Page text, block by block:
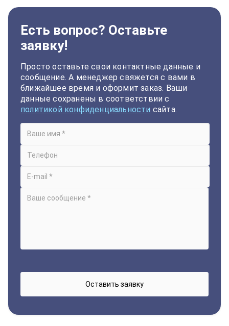
Есть вопрос? Оставьте
заявку!
Просто оставьте свои контактные данные и
сообщение. А менеджер свяжется с вами в
ближайшее время и оформит заказ. Ваши
данные сохранены в соответствии с
политикой конфиденциальности сайта.